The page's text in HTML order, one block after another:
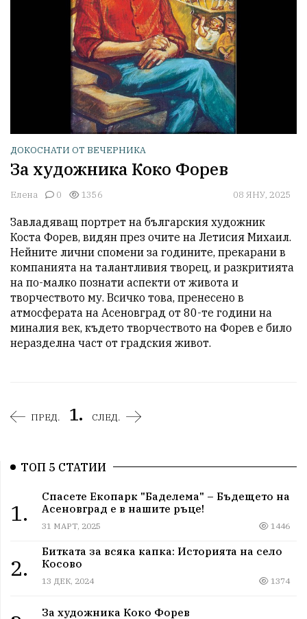
ДОКОСНАТИ ОТ ВЕЧЕРНИКА
За художника Коко Форев
Елена 0 1356 08 ЯНУ, 2025
Завладяващ портрет на българския художник
Коста Форев, видян през очите на Летисия Михаил.
Нейните лични спомени за годините, прекарани в
компанията на талантливия творец, и разкритията
на по-малко познати аспекти от живота и
творчеството му. Всичко това, пренесено в
атмосферата на Асеновград от 80-те години на
миналия век, където творчеството на Форев е било
неразделна част от градския живот.
ПРЕД. 1. СЛЕД.
ТОП 5 СТАТИИ
1.
Спасете Екопарк "Баделема" – Бъдещето на
Асеновград е в нашите ръце!
31 МАРТ, 2025 1446
2.
Битката за всяка капка: Историята на село
Косово
13 ДЕК, 2024 1374
За художника Коко Форев